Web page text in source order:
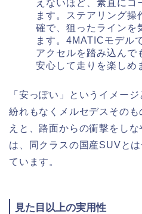
えないほど、素直にコ
ます。ステアリング操
確で、狙ったラインを
ます。4MATICモデル
アクセルを踏み込んで
安心して走りを楽しめ
「安っぽい」というイメー
紛れもなくメルセデスその
えと、路面からの衝撃をし
は、同クラスの国産SUVと
ています。
見た目以上の実用性